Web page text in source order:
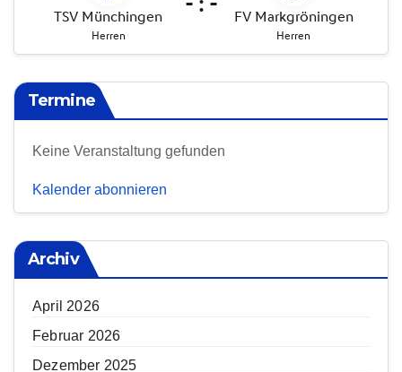
Termine
Keine Veranstaltung gefunden
Kalender abonnieren
Archiv
April 2026
Februar 2026
Dezember 2025